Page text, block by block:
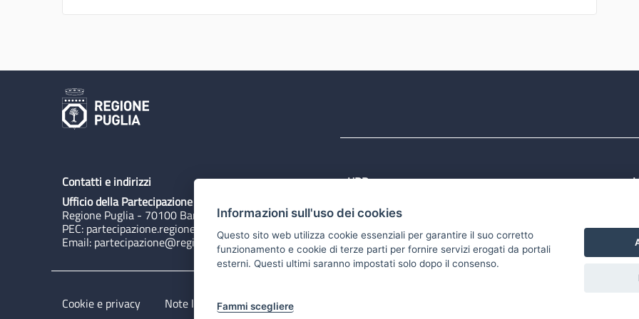
Contatti e indirizzi
Ufficio della Partecipazione
Regione Puglia - 70100 Bari, Lungomare N. Sauro 31
PEC: partecipazione.regione@pec.rupar.puglia.it
Email: partecipazione@regione.puglia.it
URP
Email:quiregione@regione.puglia.it
Rubrica
Cookie e privacy Note legali Dichiarazione di accessibilità
Informazioni sull'uso dei cookies
Questo sito web utilizza cookie essenziali per garantire il suo corretto
funzionamento e cookie di terze parti per fornire servizi erogati da portali
esterni. Questi ultimi saranno impostati solo dopo il consenso.
Fammi scegliere